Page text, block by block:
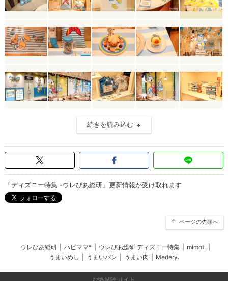
続きを読み込む
「ディズニー特集 -ウレぴあ総研」更新情報が受け取れます
ページの先頭へ
ウレぴあ総研 ハピママ* ウレぴあ総研 ディズニー特集 mimot.
うまいめし
うまいパン うまい肉 Medery.